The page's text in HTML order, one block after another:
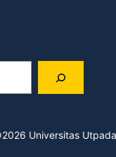
Universitas